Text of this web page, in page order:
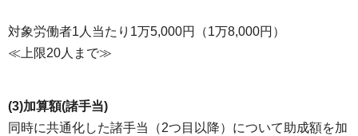
対象労働者1人当たり1万5,000円（1万8,000円）
≪上限20人まで≫
(3)加算額(諸手当)
同時に共通化した諸手当（2つ目以降）について助成額を加